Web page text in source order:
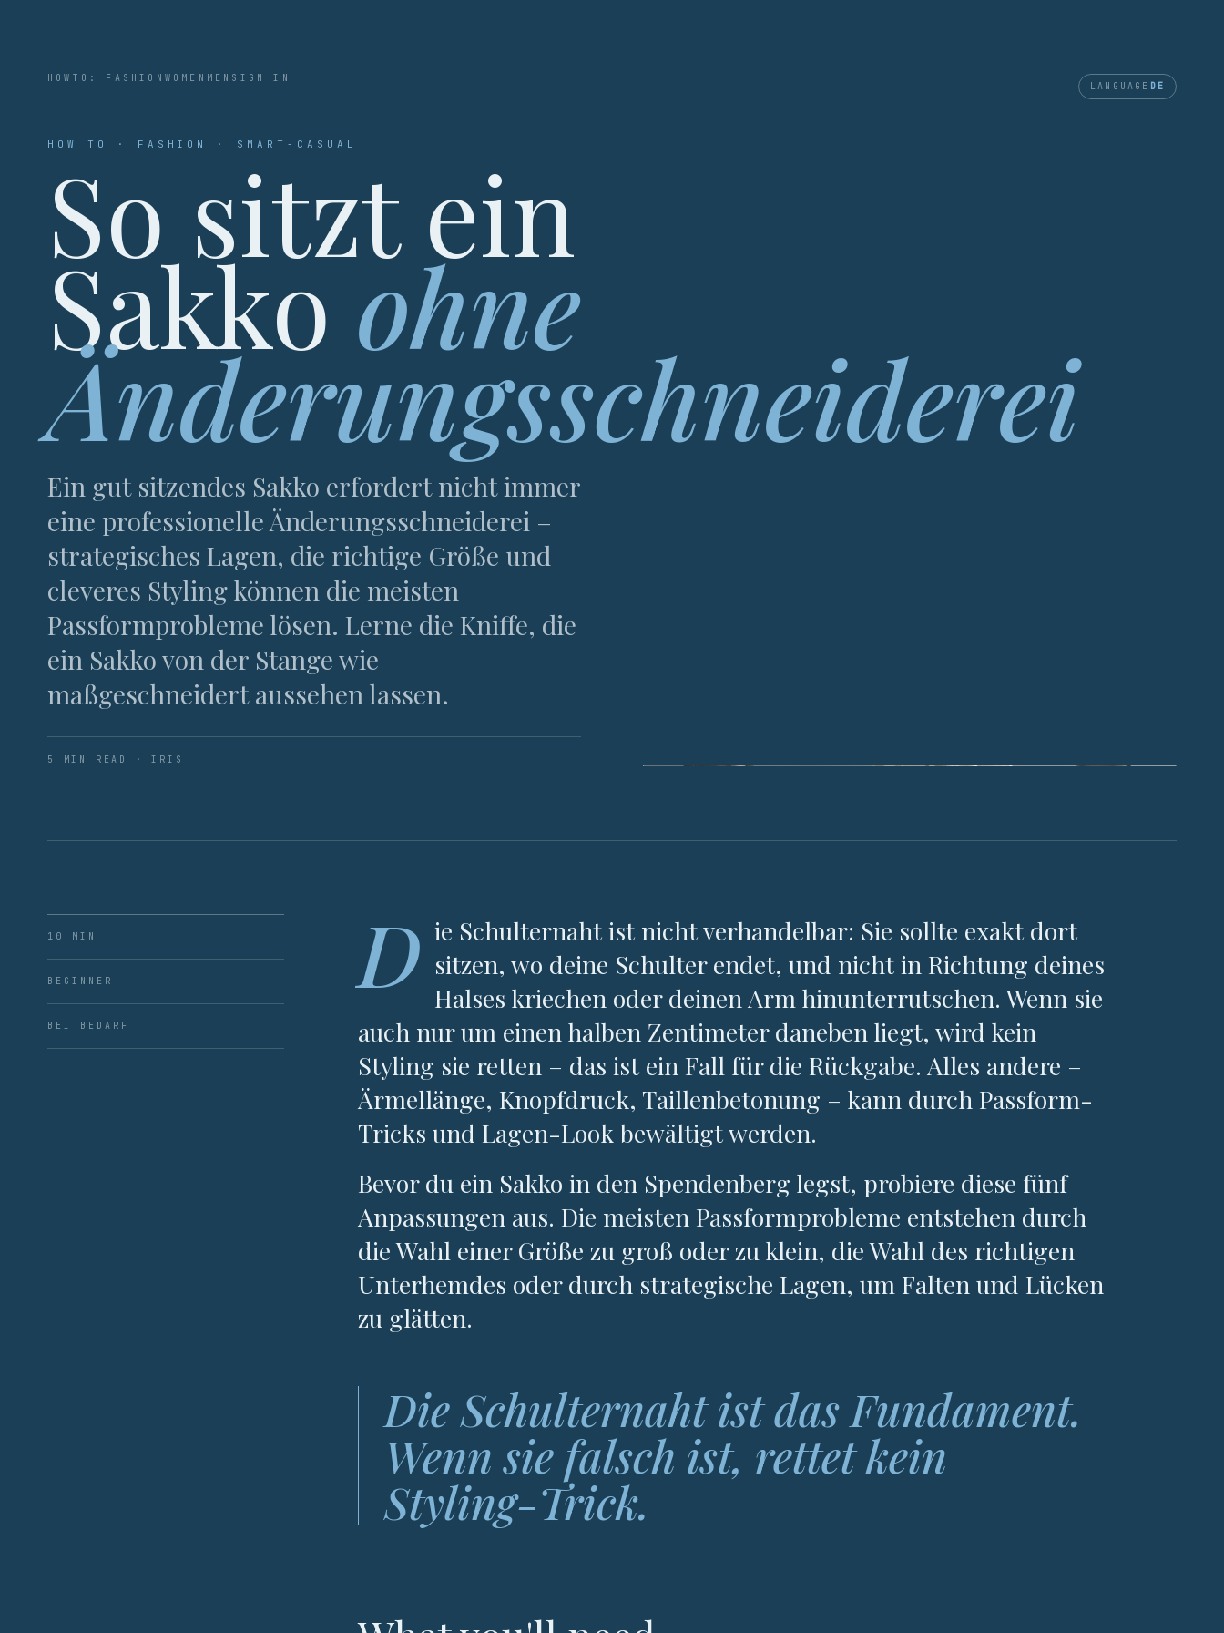
HOWTO: FASHION WOMEN MEN SIGN IN
LANGUAGE DE
HOW TO · FASHION · SMART-CASUAL
So sitzt ein
Sakkoohne
Änderungsschneiderei
Ein gut sitzendes Sakko erfordert nicht immer
eine professionelle Änderungsschneiderei –
strategisches Lagen, die richtige Größe und
cleveres Styling können die meisten
Passformprobleme lösen. Lerne die Kniffe, die
ein Sakko von der Stange wie
maßgeschneidert aussehen lassen.
5 MIN READ · IRIS
10 MIN
BEGINNER
BEI BEDARF
D ie Schulternaht ist nicht verhandelbar: Sie sollte exakt dort
sitzen, wo deine Schulter endet, und nicht in Richtung deines
Halses kriechen oder deinen Arm hinunterrutschen. Wenn sie
auch nur um einen halben Zentimeter daneben liegt, wird kein
Styling sie retten – das ist ein Fall für die Rückgabe. Alles andere –
Ärmellänge, Knopfdruck, Taillenbetonung – kann durch Passform-
Tricks und Lagen-Look bewältigt werden.
Bevor du ein Sakko in den Spendenberg legst, probiere diese fünf
Anpassungen aus. Die meisten Passformprobleme entstehen durch
die Wahl einer Größe zu groß oder zu klein, die Wahl des richtigen
Unterhemdes oder durch strategische Lagen, um Falten und Lücken
zu glätten.
Die Schulternaht ist das Fundament.
Wenn sie falsch ist, rettet kein
Styling-Trick.